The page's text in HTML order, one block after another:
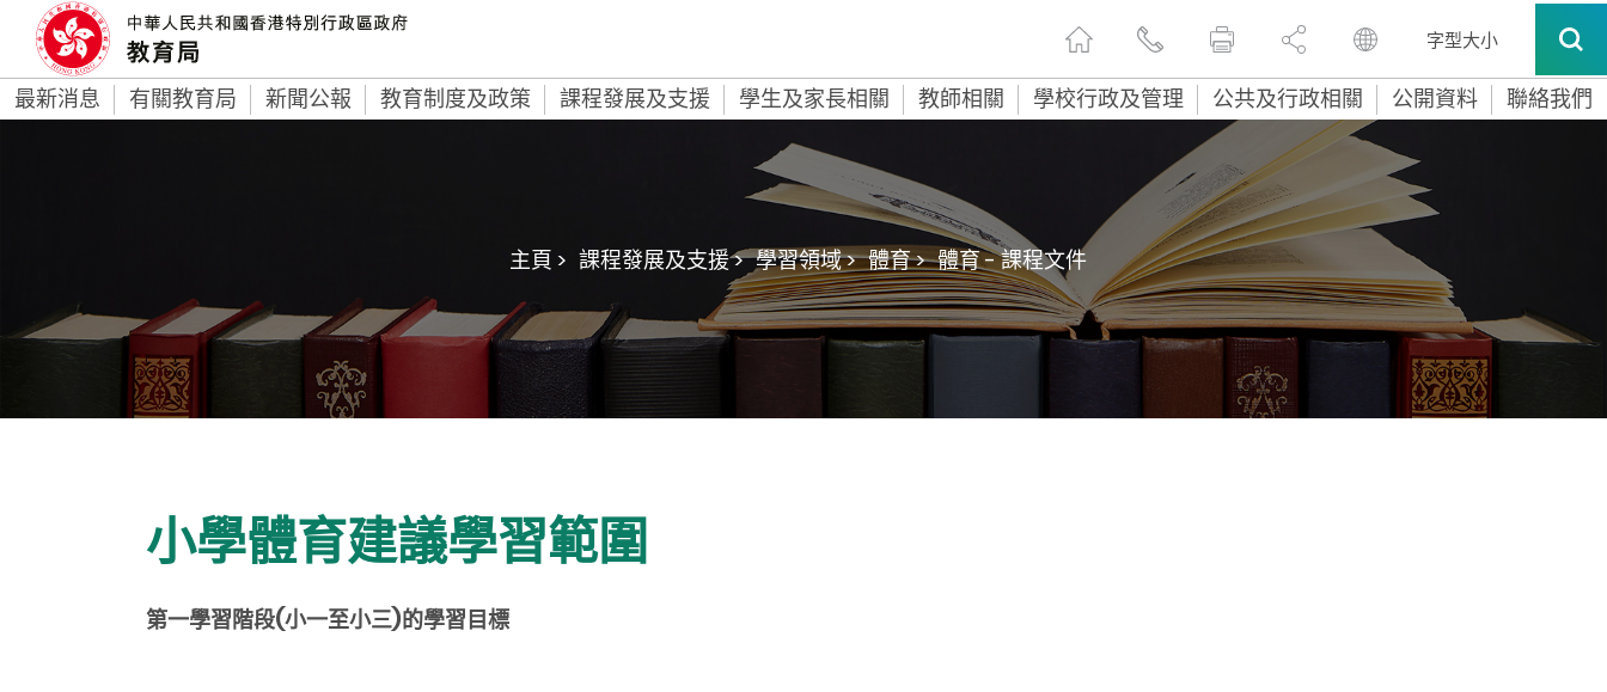
字型大小
最新消息 有關教育局 新聞公報 教育制度及政策 課程發展及支援 學生及家長相關 教師相關 學校行政及管理 公共及行政相關 公開資料 聯絡我們
主頁 > 課程發展及支援 > 學習領域 > 體育 > 體育 - 課程文件
小學體育建議學習範圍
第一學習階段(小一至小三)的學習目標